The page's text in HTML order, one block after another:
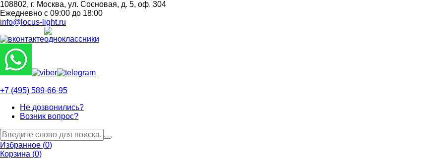
108802, г. Москва, ул. Сосновая, д. 5, оф. 304
Ежедневно с 09:00 до 18:00
info@locus-light.ru
+7 (495) 589-66-95
Не дозвонились?
Возник вопрос?
Избранное (0)
Корзина (0)